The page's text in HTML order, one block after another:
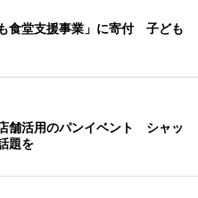
食堂支援事業」に寄付 子ども
舗活用のパンイベント シャッ
題を